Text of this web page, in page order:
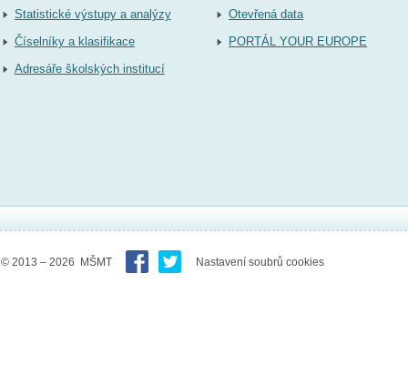
Statistické výstupy a analýzy
Číselníky a klasifikace
Adresáře školských institucí
Otevřená data
PORTÁL YOUR EUROPE
© 2013 – 2026 MŠMT Nastavení soubrů cookies